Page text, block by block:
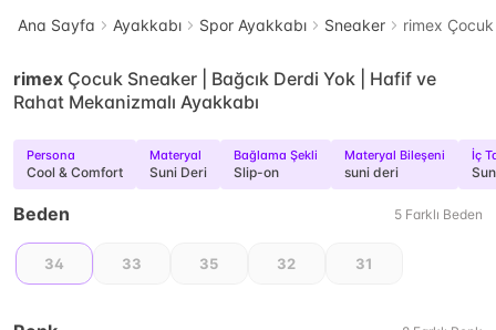
Ana Sayfa Ayakkabı Spor Ayakkabı Sneaker rimex
rimex Çocuk Sneaker | Bağcık Derdi Yok | Hafif ve
Rahat Mekanizmalı Ayakkabı
Persona
Cool & Comfort
Materyal
Suni Deri
Bağlama Şekli
Slip-on
Materyal Bileşeni
suni deri
İç
Beden 5 Farklı Beden
34 33 35 32 31